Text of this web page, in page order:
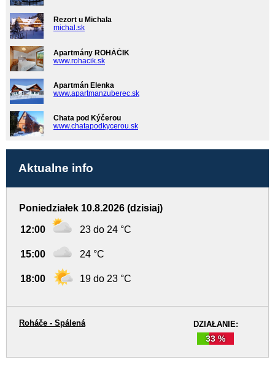
Rezort u Michala
michal.sk
Apartmány ROHÁČIK
www.rohacik.sk
Apartmán Elenka
www.apartmanzuberec.sk
Chata pod Kýčerou
www.chatapodkycerou.sk
Aktualne info
Poniedziałek 10.8.2026 (dzisiaj)
12:00 23 do 24 °C
15:00 24 °C
18:00 19 do 23 °C
DZIAŁANIE:
33 %
Roháče - Spálená